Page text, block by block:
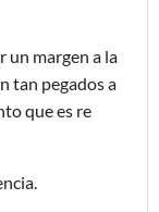
un margen a la
tan pegados a
que es re